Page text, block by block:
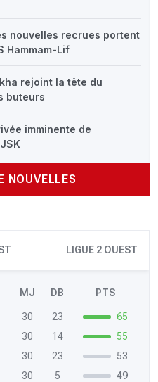
nouvelles recrues portent
Hammam-Lif
rejoint la tête du
buteurs
imminente de
NOUVELLES
LIGUE 2 OUEST
MJ DB PTS
30 23
65
30 14
55
30 23
53
30 5
49